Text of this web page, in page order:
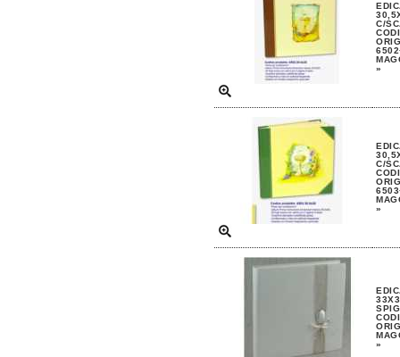
C/
»
C/
»
»